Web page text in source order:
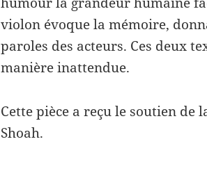
violon évoque la mémoire,
paroles des acteurs. Ces deux
manière inattendue.
Cette pièce a reçu le soutien
Shoah.